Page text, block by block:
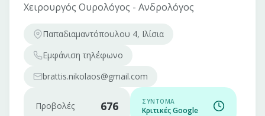
Χειρουργός Ουρολόγος - Ανδρολόγος
Παπαδιαμαντόπουλου 4, Ιλίσια
Εμφάνιση τηλέφωνο
brattis.nikolaos@gmail.com
Προβολές 676 ΣΎΝΤΟΜΑ
Κριτικές Google